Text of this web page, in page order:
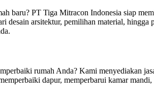
baru? PT Tiga Mitracon Indonesia siap
desain arsitektur, pemilihan material,
rumah Anda? Kami menyediakan
dapur, memperbarui kamar